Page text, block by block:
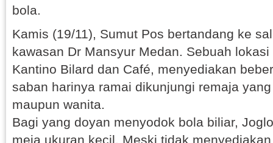
bola.
Kamis (19/11), Sumut Pos bertandang ke
kawasan Dr Mansyur Medan. Sebuah
Kantino Bilard dan Café, menyediakan
saban harinya ramai dikunjungi remaja
maupun wanita.
Bagi yang doyan menyodok bola biliar,
meja ukuran kecil. Meski tidak